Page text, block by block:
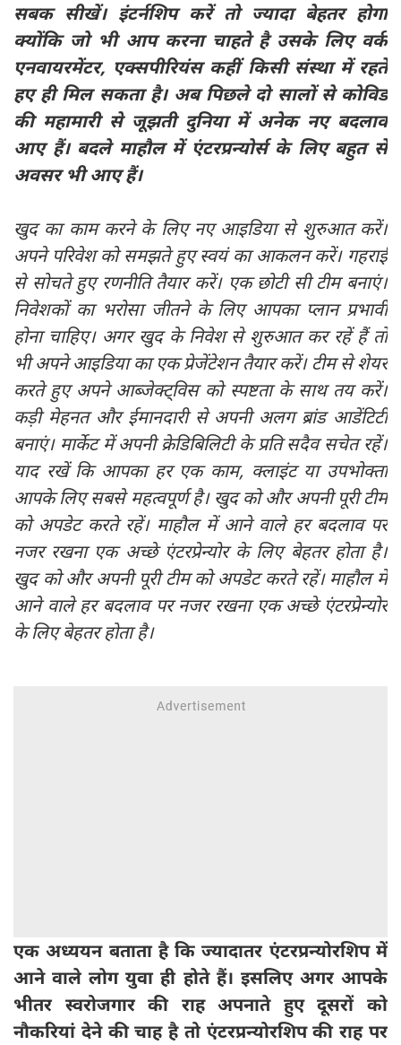
सबक सीखें। इंटर्नशिप करें तो ज्यादा बेहतर होगा
क्योंकि जो भी आप करना चाहते है उसके लिए वर्क
एनवायरमेंटर, एक्सपीरियंस कहीं किसी संस्था में रहते
हए ही मिल सकता है। अब पिछले दो सालों से कोविड
की महामारी से जूझती दुनिया में अनेक नए बदलाव
आए हैं। बदले माहौल में एंटरप्रन्योर्स के लिए बहुत से
अवसर भी आए हैं।
खुद का काम करने के लिए नए आइडिया से शुरुआत करें।
अपने परिवेश को समझते हुए स्वयं का आकलन करें। गहराई
से सोचते हुए रणनीति तैयार करें। एक छोटी सी टीम बनाएं।
निवेशकों का भरोसा जीतने के लिए आपका प्लान प्रभावी
होना चाहिए। अगर खुद के निवेश से शुरुआत कर रहें हैं तो
भी अपने आइडिया का एक प्रेजेंटेशन तैयार करें। टीम से शेयर
करते हुए अपने आब्जेक्ट्विस को स्पष्टता के साथ तय करें।
कड़ी मेहनत और ईमानदारी से अपनी अलग ब्रांड आडेंटिटी
बनाएं। मार्केट में अपनी क्रेडिबिलिटी के प्रति सदैव सचेत रहें।
याद रखें कि आपका हर एक काम, क्लाइंट या उपभोक्ता
आपके लिए सबसे महत्वपूर्ण है। खुद को और अपनी पूरी टीम
को अपडेट करते रहें। माहौल में आने वाले हर बदलाव पर
नजर रखना एक अच्छे एंटरप्रेन्योर के लिए बेहतर होता है।
खुद को और अपनी पूरी टीम को अपडेट करते रहें। माहौल में
आने वाले हर बदलाव पर नजर रखना एक अच्छे एंटरप्रेन्योर
के लिए बेहतर होता है।
एक अध्ययन बताता है कि ज्यादातर एंटरप्रन्योरशिप में
आने वाले लोग युवा ही होते हैं। इसलिए अगर आपके
भीतर स्वरोजगार की राह अपनाते हुए दूसरों को
नौकरियां देने की चाह है तो एंटरप्रन्योरशिप की राह पर